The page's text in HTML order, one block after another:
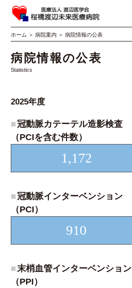
ホーム ＞病院案内 ＞病院情報の公表
病院情報の公表
Statistics
2025年度
■ 冠動脈カテーテル造影検査
（PCIを含む件数）
1,172
■ 冠動脈インターベンション
（PCI）
910
■末梢血管インターベンション
（PPI）